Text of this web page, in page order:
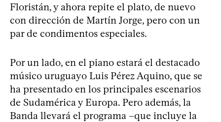
Floristán, y ahora repite el plato, de nuevo
con dirección de Martín Jorge, pero con un
par de condimentos especiales.
Por un lado, en el piano estará el destacado
músico uruguayo Luis Pérez Aquino, que se
ha presentado en los principales escenarios
de Sudamérica y Europa. Pero además, la
Banda llevará el programa –que incluye la